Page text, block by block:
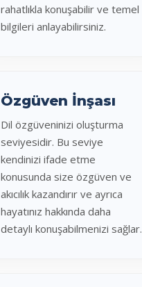
rahatlıkla konuşabilir ve temel
bilgileri anlayabilirsiniz.
Özgüven İnşası
Dil özgüveninizi oluşturma
seviyesidir. Bu seviye
kendinizi ifade etme
konusunda size özgüven ve
akıcılık kazandırır ve ayrıca
hayatınız hakkında daha
detaylı konuşabilmenizi sağlar.